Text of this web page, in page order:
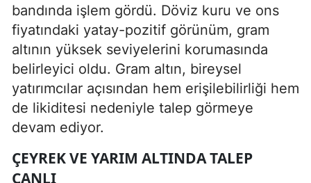
bandında işlem gördü. Döviz kuru ve ons
fiyatındaki yatay-pozitif görünüm, gram
altının yüksek seviyelerini korumasında
belirleyici oldu. Gram altın, bireysel
yatırımcılar açısından hem erişilebilirliği hem
de likiditesi nedeniyle talep görmeye
devam ediyor.
ÇEYREK VE YARIM ALTINDA TALEP
CANLI